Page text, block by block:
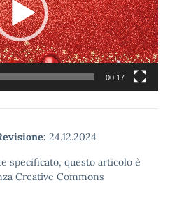
00:17
24.12.2024
specificato, questo articolo è
Creative Commons